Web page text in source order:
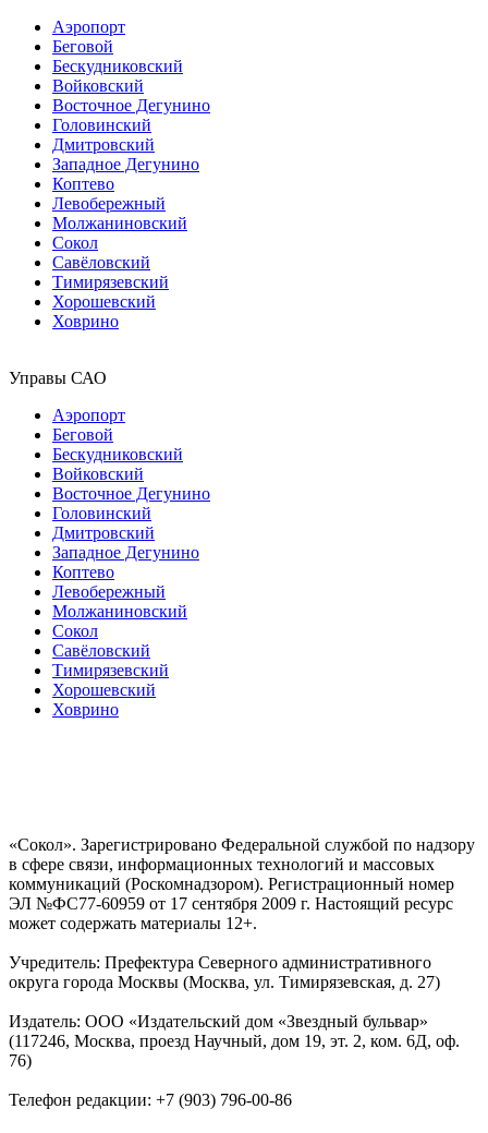
Аэропорт
Беговой
Бескудниковский
Войковский
Восточное Дегунино
Головинский
Дмитровский
Западное Дегунино
Коптево
Левобережный
Молжаниновский
Сокол
Савёловский
Тимирязевский
Хорошевский
Ховрино
Управы САО
Аэропорт
Беговой
Бескудниковский
Войковский
Восточное Дегунино
Головинский
Дмитровский
Западное Дегунино
Коптево
Левобережный
Молжаниновский
Сокол
Савёловский
Тимирязевский
Хорошевский
Ховрино
«Сокол». Зарегистрировано Федеральной службой по надзору
в сфере связи, информационных технологий и массовых
коммуникаций (Роскомнадзором). Регистрационный номер
ЭЛ №ФС77-60959 от 17 сентября 2009 г. Настоящий ресурс
может содержать материалы 12+.
Учредитель: Префектура Северного административного
округа города Москвы (Москва, ул. Тимирязевская, д. 27)
Издатель: ООО «Издательский дом «Звездный бульвар»
(117246, Москва, проезд Научный, дом 19, эт. 2, ком. 6Д, оф.
76)
Телефон редакции: +7 (903) 796-00-86